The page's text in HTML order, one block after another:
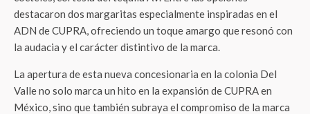
destacaron dos margaritas especialmente inspiradas en el
ADN de CUPRA, ofreciendo un toque amargo que resonó con
la audacia y el carácter distintivo de la marca.
La apertura de esta nueva concesionaria en la colonia Del
Valle no solo marca un hito en la expansión de CUPRA en
México, sino que también subraya el compromiso de la marca